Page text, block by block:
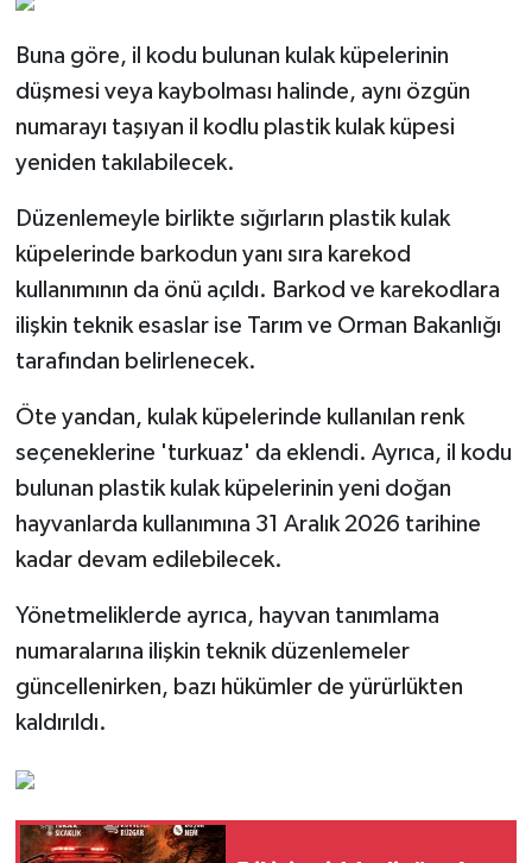
Buna göre, il kodu bulunan kulak küpelerinin
düşmesi veya kaybolması halinde, aynı özgün
numarayı taşıyan il kodlu plastik kulak küpesi
yeniden takılabilecek.
Düzenlemeyle birlikte sığırların plastik kulak
küpelerinde barkodun yanı sıra karekod
kullanımının da önü açıldı. Barkod ve karekodlara
ilişkin teknik esaslar ise Tarım ve Orman Bakanlığı
tarafından belirlenecek.
Öte yandan, kulak küpelerinde kullanılan renk
seçeneklerine 'turkuaz' da eklendi. Ayrıca, il kodu
bulunan plastik kulak küpelerinin yeni doğan
hayvanlarda kullanımına 31 Aralık 2026 tarihine
kadar devam edilebilecek.
Yönetmeliklerde ayrıca, hayvan tanımlama
numaralarına ilişkin teknik düzenlemeler
güncellenirken, bazı hükümler de yürürlükten
kaldırıldı.